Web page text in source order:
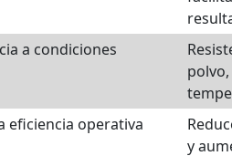
a condiciones
eficiencia operativa
y